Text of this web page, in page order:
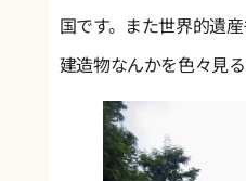
国です。また世界的遺
建造物なんかを色々見る